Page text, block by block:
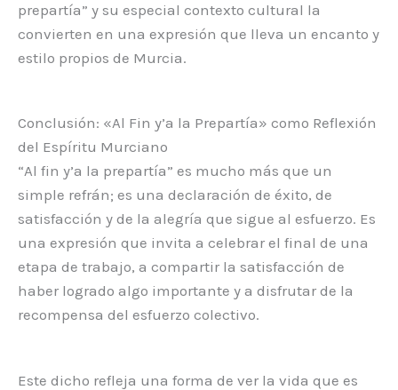
prepartía” y su especial contexto cultural la
convierten en una expresión que lleva un encanto y
estilo propios de Murcia.
Conclusión: «Al Fin y’a la Prepartía» como Reflexión
del Espíritu Murciano
“Al fin y’a la prepartía” es mucho más que un
simple refrán; es una declaración de éxito, de
satisfacción y de la alegría que sigue al esfuerzo. Es
una expresión que invita a celebrar el final de una
etapa de trabajo, a compartir la satisfacción de
haber logrado algo importante y a disfrutar de la
recompensa del esfuerzo colectivo.
Este dicho refleja una forma de ver la vida que es